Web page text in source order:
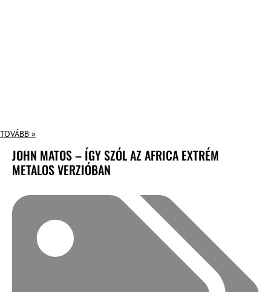
TOVÁBB »
JOHN MATOS – ÍGY SZÓL AZ AFRICA EXTRÉM
METALOS VERZIÓBAN